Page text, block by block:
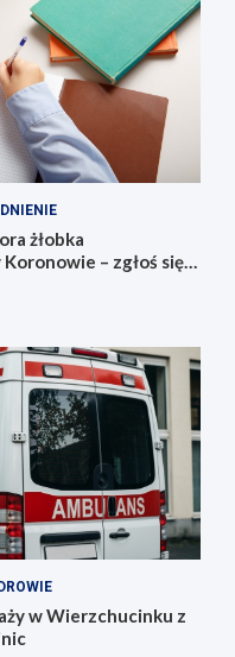
żłobka
– zgłoś się
w Wierzchucinku z